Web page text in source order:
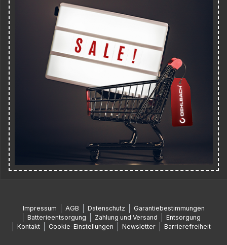
Impressum AGB Datenschutz
Garantiebestimmungen
Batterieentsorgung
Zahlung und Versand
Entsorgung
Kontakt
Cookie-Einstellungen Newsletter Barrierefreiheit